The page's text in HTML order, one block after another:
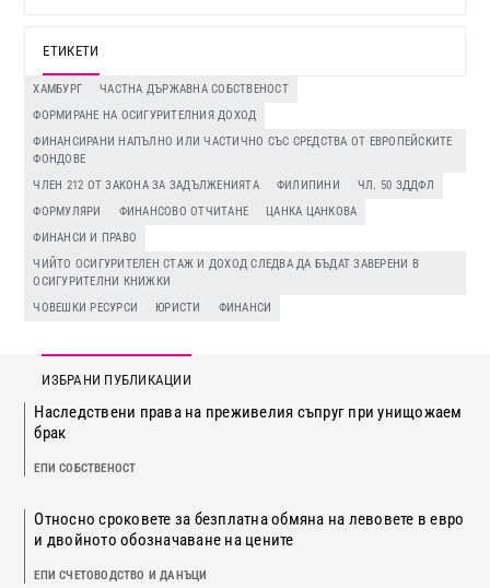
ЕТИКЕТИ
ХАМБУРГ
ЧАСТНА ДЪРЖАВНА СОБСТВЕНОСТ
ФОРМИРАНЕ НА ОСИГУРИТЕЛНИЯ ДОХОД
ФИНАНСИРАНИ НАПЪЛНО ИЛИ ЧАСТИЧНО СЪС СРЕДСТВА ОТ ЕВРОПЕЙСКИТЕ
ФОНДОВЕ
ЧЛЕН 212 ОТ ЗАКОНА ЗА ЗАДЪЛЖЕНИЯТА
ФИЛИПИНИ
ЧЛ. 50 ЗДДФЛ
ФОРМУЛЯРИ
ФИНАНСОВО ОТЧИТАНЕ
ЦАНКА ЦАНКОВА
ФИНАНСИ И ПРАВО
ЧИЙТО ОСИГУРИТЕЛЕН СТАЖ И ДОХОД СЛЕДВА ДА БЪДАТ ЗАВЕРЕНИ В
ОСИГУРИТЕЛНИ КНИЖКИ
ЧОВЕШКИ РЕСУРСИ
ЮРИСТИ ФИНАНСИ
ИЗБРАНИ ПУБЛИКАЦИИ
Наследствени права на преживелия съпруг при унищожаем
брак
ЕПИ СОБСТВЕНОСТ
Относно сроковете за безплатна обмяна на левовете в евро
и двойното обозначаване на цените
ЕПИ СЧЕТОВОДСТВО И ДАНЪЦИ